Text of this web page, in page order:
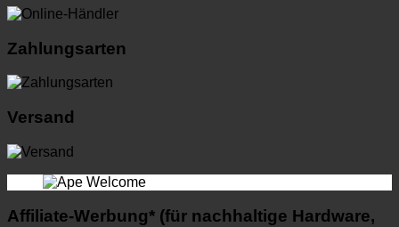
Zahlungsarten
Versand
Affiliate-Werbung* (für nachhaltige Hardware,